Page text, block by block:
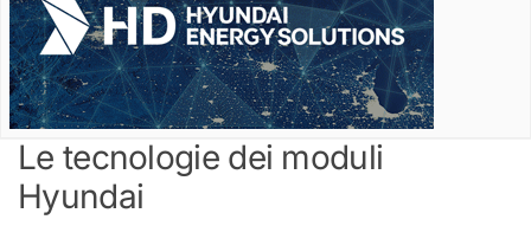
Le tecnologie dei moduli
Hyundai